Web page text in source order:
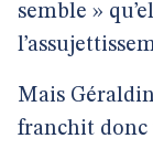
semble »
Mais
franchit donc